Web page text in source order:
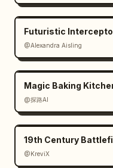
Futuristic
@Alexandra Aisling
Magic Baking
@探路AI
19th Century
@KreviX